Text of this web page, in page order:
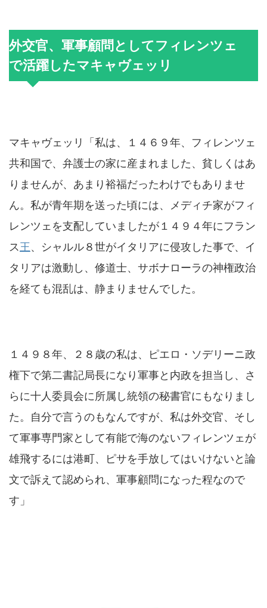
外交官、軍事顧問としてフィレンツェ
で活躍したマキャヴェッリ
マキャヴェッリ「私は、１４６９年、フィレンツェ
共和国で、弁護士の家に産まれました、貧しくはあ
りませんが、あまり裕福だったわけでもありませ
ん。私が青年期を送った頃には、メディチ家がフィ
レンツェを支配していましたが１４９４年にフラン
ス王、シャルル８世がイタリアに侵攻した事で、イ
タリアは激動し、修道士、サボナローラの神権政治
を経ても混乱は、静まりませんでした。
１４９８年、２８歳の私は、ピエロ・ソデリーニ政
権下で第二書記局長になり軍事と内政を担当し、さ
らに十人委員会に所属し統領の秘書官にもなりまし
た。自分で言うのもなんですが、私は外交官、そし
て軍事専門家として有能で海のないフィレンツェが
雄飛するには港町、ピサを手放してはいけないと論
文で訴えて認められ、軍事顧問になった程なので
す」